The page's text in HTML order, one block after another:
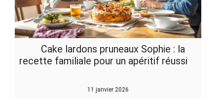
Cake lardons pruneaux Sophie : la
recette familiale pour un apéritif réussi
11 janvier 2026